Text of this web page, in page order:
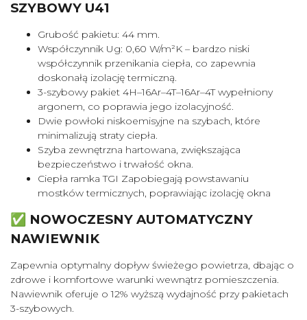
SZYBOWY U41
Grubość pakietu: 44 mm.
Współczynnik Ug: 0,60 W/m²K – bardzo niski
współczynnik przenikania ciepła, co zapewnia
doskonałą izolację termiczną.
3-szybowy pakiet 4H–16Ar–4T–16Ar–4T wypełniony
argonem, co poprawia jego izolacyjność.
Dwie powłoki niskoemisyjne na szybach, które
minimalizują straty ciepła.
Szyba zewnętrzna hartowana, zwiększająca
bezpieczeństwo i trwałość okna.
Ciepła ramka TGI Zapobiegają powstawaniu
mostków termicznych, poprawiając izolację okna
✅ NOWOCZESNY AUTOMATYCZNY
NAWIEWNIK
Zapewnia optymalny dopływ świeżego powietrza, dbając o
zdrowe i komfortowe warunki wewnątrz pomieszczenia.
Nawiewnik oferuje o 12% wyższą wydajność przy pakietach
3-szybowych.